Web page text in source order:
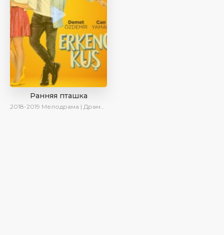
Ранняя пташка
2018-2019 Мелодрама | Драма | Комедия | SesDizi | Ирина Котова